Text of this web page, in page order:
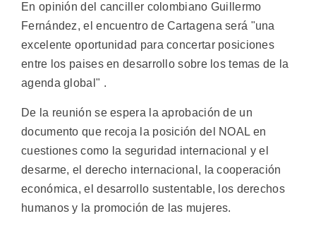
En opinión del canciller colombiano Guillermo
Fernández, el encuentro de Cartagena será "una
excelente oportunidad para concertar posiciones
entre los paises en desarrollo sobre los temas de la
agenda global" .
De la reunión se espera la aprobación de un
documento que recoja la posición del NOAL en
cuestiones como la seguridad internacional y el
desarme, el derecho internacional, la cooperación
económica, el desarrollo sustentable, los derechos
humanos y la promoción de las mujeres.